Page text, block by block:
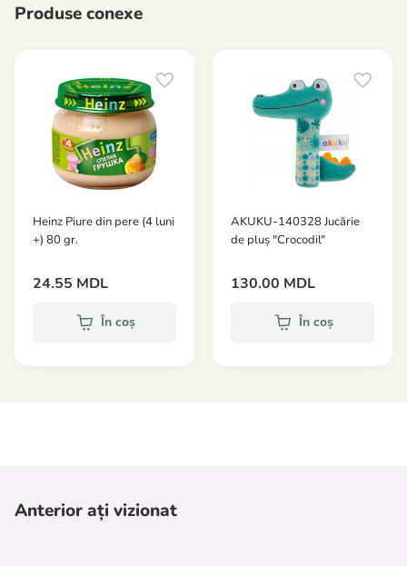
Produse conexe
Heinz Piure din pere (4 luni
+) 80 gr.
24.55 MDL
În coș
AKUKU-140328 Jucărie
de pluș "Crocodil"
130.00 MDL
În coș
Anterior ați vizionat